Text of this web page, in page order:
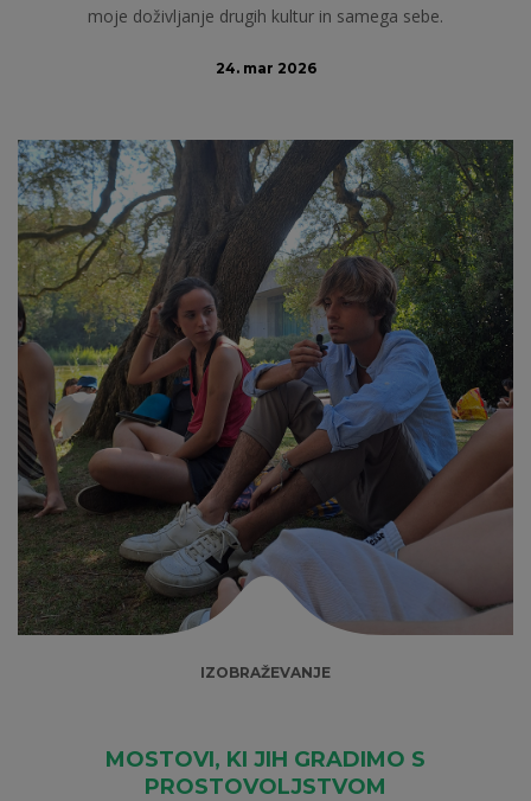
moje doživljanje drugih kultur in samega sebe.
24. mar 2026
IZOBRAŽEVANJE
MOSTOVI, KI JIH GRADIMO S
PROSTOVOLJSTVOM